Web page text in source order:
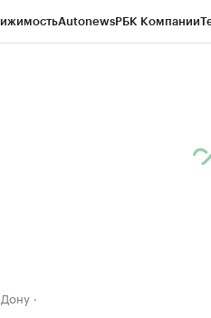
AutonewsРБК Компании